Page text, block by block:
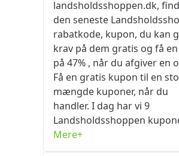
landsholdsshoppen.dk,
den seneste
rabatkode, kupon, du kan
krav på dem gratis og få
på 47% , når du afgiver en
Få en gratis kupon til en
mængde kuponer, når du
handler. I dag har vi 9
Landsholdsshoppen
vælge imellem: 0 rabatkode
rabattilbud. Hent dem
Mere+